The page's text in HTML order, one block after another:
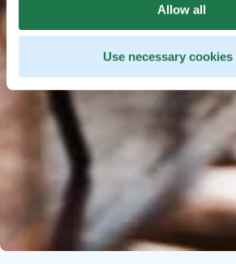
Allow all
Use necessary